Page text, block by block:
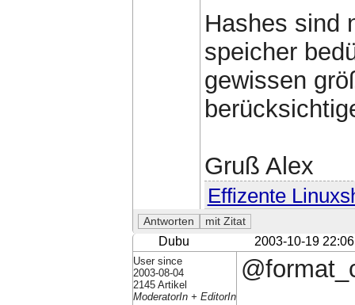
Hashes sind
speicher
gewissen
Gruß Alex
Effizente
Dubu 2003-10-19 22:06
User since
2003-08-04
2145 Artikel
ModeratorIn + EditorIn